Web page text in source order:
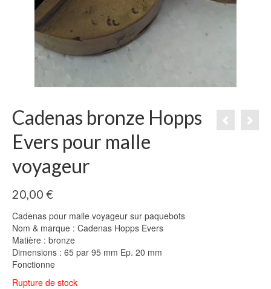
Cadenas bronze Hopps
Evers pour malle
voyageur
20,00 €
Cadenas pour malle voyageur sur paquebots
Nom & marque : Cadenas Hopps Evers
Matière : bronze
Dimensions : 65 par 95 mm Ep. 20 mm
Fonctionne
Rupture de stock